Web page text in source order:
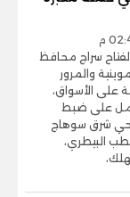
سراج محافظ
والمرور
على الأسواق،
على ضبط
لحي شرق سوهاج
البيطري،